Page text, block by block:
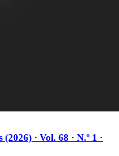
· Vol. 68 · N.º 1 ·